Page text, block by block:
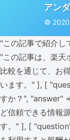
アン
© 2020
"この記事で紹介し
"この記事は、楽天
比較を通じて、お
います。" ], [
すか？", "answer"
ど信頼できる情報
す。" ], [